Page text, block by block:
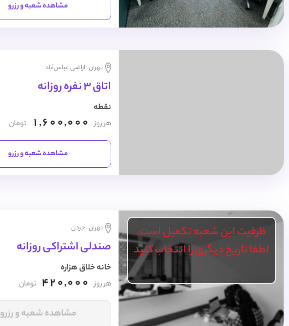
مشاهده شعبه و رزرو
تهران ، اراضی عباس‌آباد
اتاق 3 نفره روزانه
نقطه
هر روز 1,600,000 تومان
مشاهده شعبه و رزرو
ظرفیت این شعبه تکمیل است،
لطفا تاریخ دیگری را انتخاب کنید
!
تهران ، جردن
صندلی اشتراکی روزانه
خانه خلاق هزاره
هر روز 420,000 تومان
مشاهده شعبه و رزرو